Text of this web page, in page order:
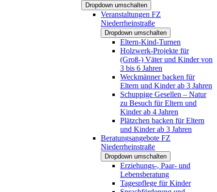
Dropdown umschalten
Veranstaltungen FZ
Niederrheinstraße
Dropdown umschalten
Eltern-Kind-Turnen
Holzwerk-Projekte für
(Groß-) Väter und Kinder von
3 bis 6 Jahren
Weckmänner backen für
Eltern und Kinder ab 3 Jahren
Schuppige Gesellen – Natur
zu Besuch für Eltern und
Kinder ab 4 Jahren
Plätzchen backen für Eltern
und Kinder ab 3 Jahren
Beratungsangebote FZ
Niederrheinstraße
Dropdown umschalten
Erziehungs-, Paar- und
Lebensberatung
Tagespflege für Kinder